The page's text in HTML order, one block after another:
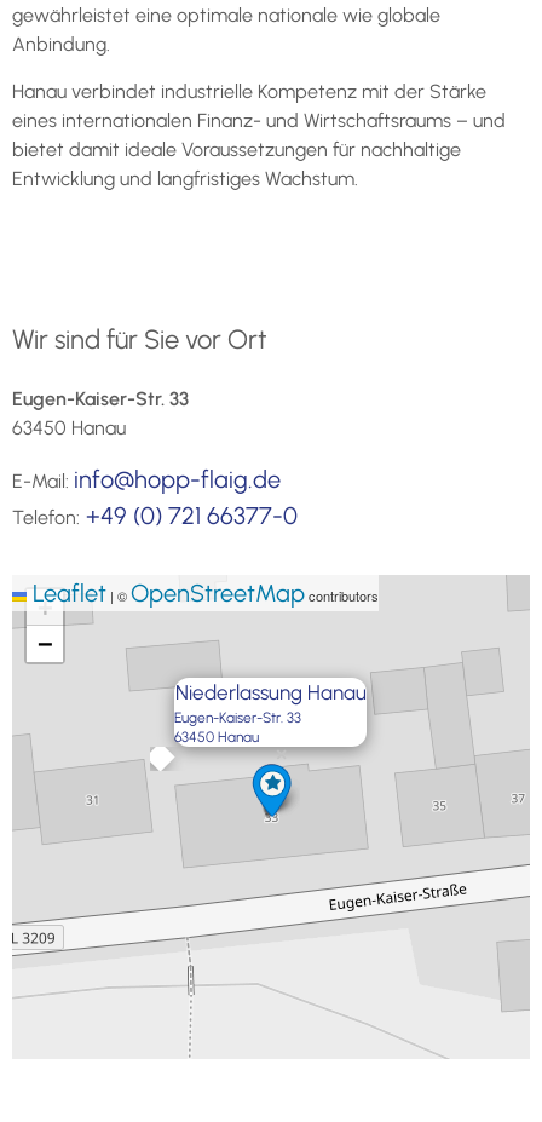
gewährleistet eine optimale nationale wie globale
Anbindung.
Hanau verbindet industrielle Kompetenz mit der Stärke
eines internationalen Finanz- und Wirtschaftsraums – und
bietet damit ideale Voraussetzungen für nachhaltige
Entwicklung und langfristiges Wachstum.
Wir sind für Sie vor Ort
Eugen-Kaiser-Str. 33
63450 Hanau
E-Mail: info@hopp-flaig.de
Telefon: +49 (0) 721 66377-0
Niederlassung Hanau
Eugen-Kaiser-Str. 33
63450 Hanau
×
+
−
Leaflet | ©OpenStreetMapcontributors